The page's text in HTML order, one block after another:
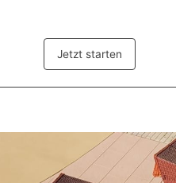
Öffnungszeiten